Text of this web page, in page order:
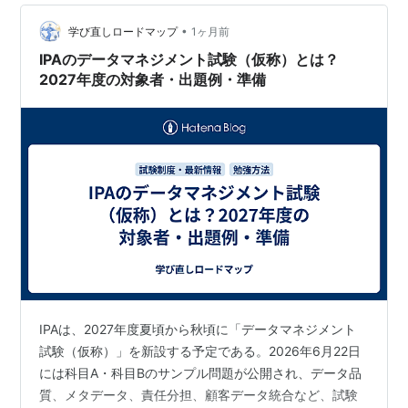
わりに 検討の経緯と政府方針 令和5年より「いわゆる3
年ごと見直し規定」に基づく検討が進められ、デジタル
技術の進展や…
学び直しロードマップ • 1ヶ月前
IPAのデータマネジメント試験（仮称）とは？
2027年度の対象者・出題例・準備
IPAは、2027年度夏頃から秋頃に「データマネジメント
試験（仮称）」を新設する予定である。2026年6月22日
には科目A・科目Bのサンプル問題が公開され、データ品
質、メタデータ、責任分担、顧客データ統合など、試験